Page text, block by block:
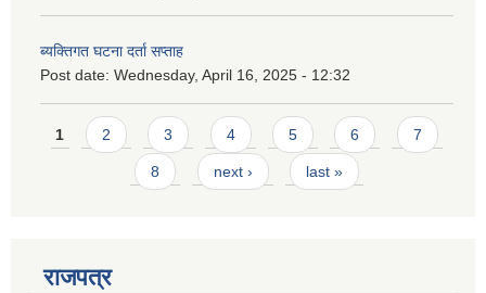
ब्यक्तिगत घटना दर्ता सप्ताह
Post date: Wednesday, April 16, 2025 - 12:32
Pages
1 2 3 4 5 6 7
8 next › last »
राजपत्र